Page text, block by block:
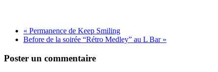
« Permanence de Keep Smiling
Before de la soirée “Rétro Medley” au L Bar »
Poster un commentaire